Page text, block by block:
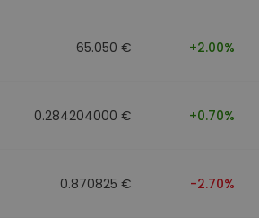
65.050 € +2.00%
0.284204000 € +0.70%
0.870825 € -2.70%